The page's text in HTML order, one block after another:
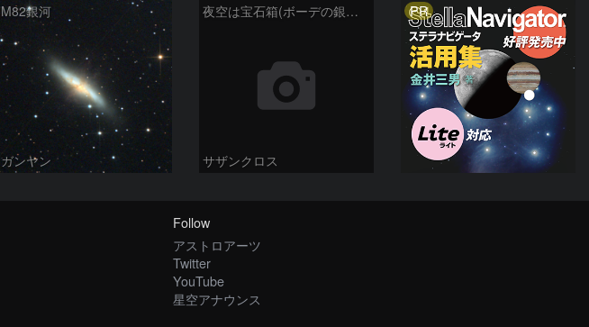
M82銀河
ガンヤン
夜空は宝石箱(ボーデの銀河 M81) Seestar50
サザンクロス
PR
Follow
アストロアーツ
Twitter
YouTube
星空アナウンス